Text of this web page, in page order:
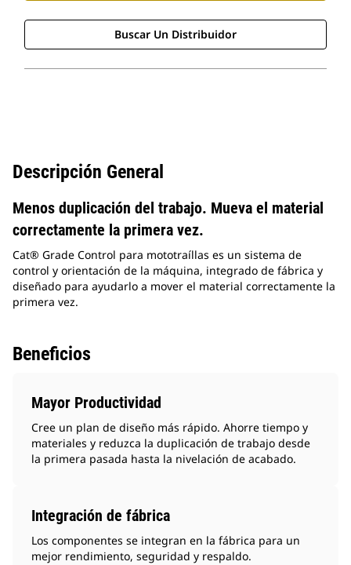
Buscar Un Distribuidor
Descripción General
Menos duplicación del trabajo. Mueva el material
correctamente la primera vez.
Cat® Grade Control para mototraíllas es un sistema de
control y orientación de la máquina, integrado de fábrica y
diseñado para ayudarlo a mover el material correctamente la
primera vez.
Beneficios
Mayor Productividad
Cree un plan de diseño más rápido. Ahorre tiempo y
materiales y reduzca la duplicación de trabajo desde
la primera pasada hasta la nivelación de acabado.
Integración de fábrica
Los componentes se integran en la fábrica para un
mejor rendimiento, seguridad y respaldo.